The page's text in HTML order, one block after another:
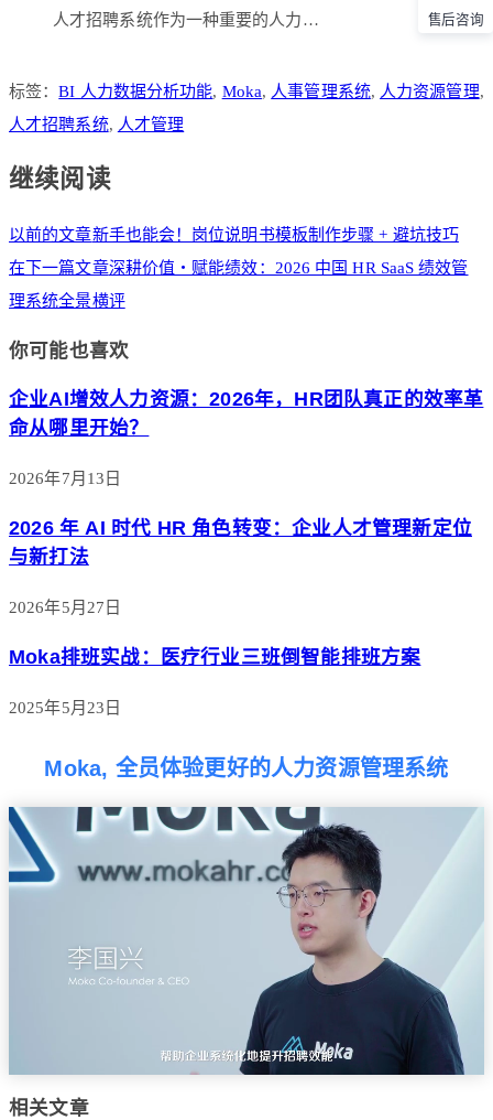
售后咨询
人才招聘系统作为一种重要的人力…
标签：BI 人力数据分析功能, Moka, 人事管理系统, 人力资源管理,
人才招聘系统, 人才管理
继续阅读
以前的文章新手也能会！岗位说明书模板制作步骤 + 避坑技巧
在下一篇文章深耕价值・赋能绩效：2026 中国 HR SaaS 绩效管
理系统全景横评
你可能也喜欢
企业AI增效人力资源：2026年，HR团队真正的效率革
命从哪里开始？
2026年7月13日
2026 年 AI 时代 HR 角色转变：企业人才管理新定位
与新打法
2026年5月27日
Moka排班实战：医疗行业三班倒智能排班方案
2025年5月23日
Moka, 全员体验更好的人力资源管理系统
相关文章